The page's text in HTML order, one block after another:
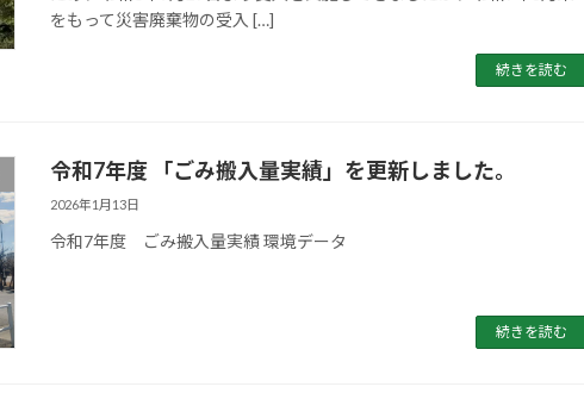
をもって災害廃棄物の受入 […]
続きを読む
令和7年度 「ごみ搬入量実績」を更新しました。
2026年1月13日
令和7年度 ごみ搬入量実績 環境データ
続きを読む